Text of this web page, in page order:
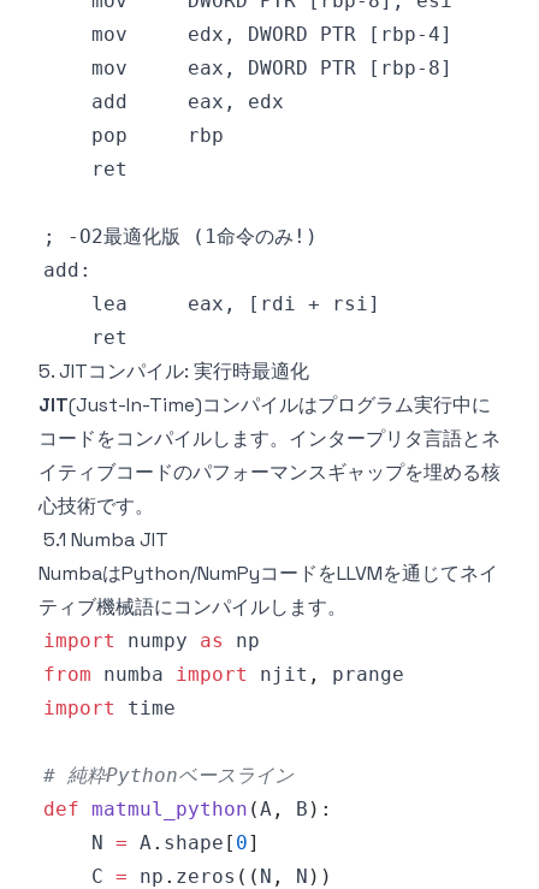
5. JITコンパイル: 実行時最適化
JIT(Just-In-Time)コンパイルはプログラム実行中に
コードをコンパイルします。インタープリタ言語とネ
イティブコードのパフォーマンスギャップを埋める核
心技術です。
5.1 Numba JIT
NumbaはPython/NumPyコードをLLVMを通じてネイ
ティブ機械語にコンパイルします。
import numpy as
from numba import njit ,
import
# 純粋Pythonベースライン
def matmul_python (A , B ) :
    N
= A. shape [ 0]
    C
= np . zeros ( ( N , N ) )